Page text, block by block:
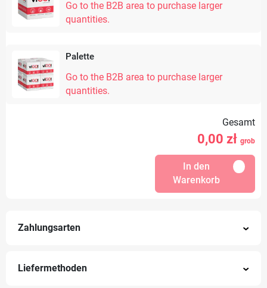
Go to the B2B area to purchase larger
quantities.
Palette
Go to the B2B area to purchase larger
quantities.
Gesamt
0,00 zł grob
In den
Warenkorb
Zahlungsarten
Liefermethoden